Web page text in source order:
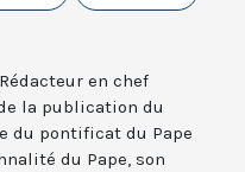
en chef
la publication du
du pontificat du Pape
du Pape, son